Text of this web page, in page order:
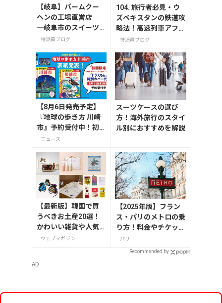
【岐阜】バームクー
ヘンの工場直営店─
─岐阜市のスイーツ
スポット「FLEUR
特派員ブログ
104. 旅行者必見・ウ
ズベキスタンの鉄道攻
略法！高速列車アフラ
シアブ号から旅情あふ
特派員ブログ
【8月6日発売予定】
『地球の歩き方 川崎
市』予約受付中！初
回限定版は「ドラえ
き
ニュース
スーツケースの選び
方！海外旅行のスタイ
ル別におすすめを解説
【最新版】韓国で買
うべきお土産20選！
かわいい雑貨や人気
コスメを紹介
ウェブマガジン
【2025年版】フラン
ス・パリのメトロの乗
り方！料金やチケット
の種類、注意点を解説
パリ
Recommended by
AD